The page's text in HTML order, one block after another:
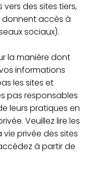
des sites tiers,
donnent accès à
sociaux).
la manière dont
informations
les sites et
pas responsables
leurs pratiques en
Veuillez lire les
privée des sites
à partir de